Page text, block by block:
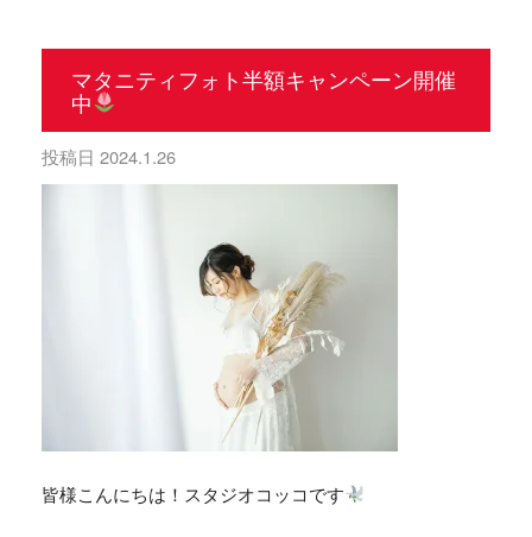
マタニティフォト半額キャンペーン開催
中
投稿日 2024.1.26
皆様こんにちは！スタジオコッコです